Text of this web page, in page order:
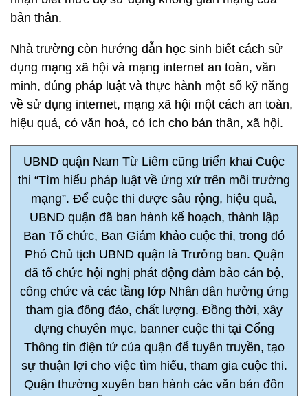
bản thân.
Nhà trường còn hướng dẫn học sinh biết cách sử
dụng mạng xã hội và mạng internet an toàn, văn
minh, đúng pháp luật và thực hành một số kỹ năng
về sử dụng internet, mạng xã hội một cách an toàn,
hiệu quả, có văn hoá, có ích cho bản thân, xã hội.
UBND quận Nam Từ Liêm cũng triển khai Cuộc
thi “Tìm hiểu pháp luật về ứng xử trên môi trường
mạng”. Để cuộc thi được sâu rộng, hiệu quả,
UBND quận đã ban hành kế hoạch, thành lập
Ban Tổ chức, Ban Giám khảo cuộc thi, trong đó
Phó Chủ tịch UBND quận là Trưởng ban. Quận
đã tổ chức hội nghị phát động đảm bảo cán bộ,
công chức và các tầng lớp Nhân dân hưởng ứng
tham gia đông đảo, chất lượng. Đồng thời, xây
dựng chuyên mục, banner cuộc thi tại Cổng
Thông tin điện tử của quận để tuyên truyền, tạo
sự thuận lợi cho việc tìm hiểu, tham gia cuộc thi.
Quận thường xuyên ban hành các văn bản đôn